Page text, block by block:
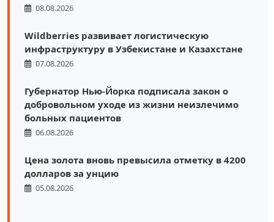
08.08.2026
Wildberries развивает логистическую
инфраструктуру в Узбекистане и Казахстане
07.08.2026
Губернатор Нью-Йорка подписала закон о
добровольном уходе из жизни неизлечимо
больных пациентов
06.08.2026
Цена золота вновь превысила отметку в 4200
долларов за унцию
05.08.2026